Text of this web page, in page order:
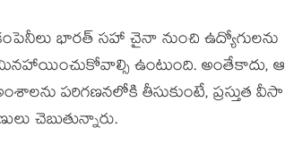
భారత్ సహా చైనా నుంచి ఉద్యోగులను
మినహాయించుకోవాల్సి ఉంటుంది. అంతేకాదు, ఆ
పరిగణనలోకి తీసుకుంటే, ప్రస్తుత వీసా
చెబుతున్నారు.